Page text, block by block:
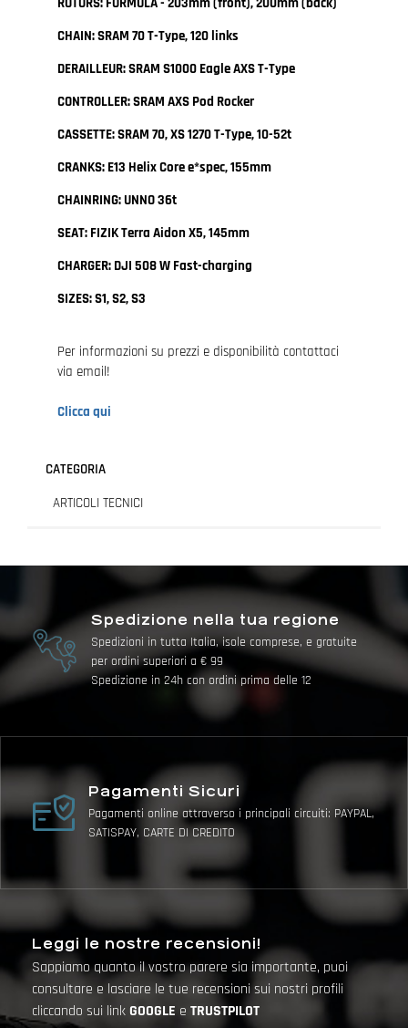
CHAIN: SRAM 70 T-Type, 120 links
DERAILLEUR: SRAM S1000 Eagle AXS T-Type
CONTROLLER: SRAM AXS Pod Rocker
CASSETTE: SRAM 70, XS 1270 T-Type, 10-52t
CRANKS: E13 Helix Core e*spec, 155mm
CHAINRING: UNNO 36t
SEAT: FIZIK Terra Aidon X5, 145mm
CHARGER: DJI 508 W Fast-charging
SIZES: S1, S2, S3
Per informazioni su prezzi e disponibilità contattaci
via email!
Clicca qui
CATEGORIA
ARTICOLI TECNICI
Spedizione nella tua regione
Spedizioni in tutta Italia, isole comprese, e gratuite
per ordini superiori a € 99
Spedizione in 24h con ordini prima delle 12
Pagamenti Sicuri
Pagamenti online attraverso i principali circuiti: PAYPAL,
SATISPAY, CARTE DI CREDITO
Leggi le nostre recensioni!
Sappiamo quanto il vostro parere sia importante, puoi
consultare e lasciare le tue recensioni sui nostri profili
cliccando sui linkGOOGLE e TRUSTPILOT